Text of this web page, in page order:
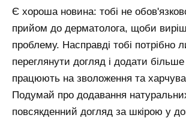
Є хороша новина: тобі не
прийом до дерматолога, щоби
проблему. Насправді тобі потрібно
переглянути догляд і додати
працюють на зволоження та
Подумай про додавання
повсякденний догляд за шкірою у